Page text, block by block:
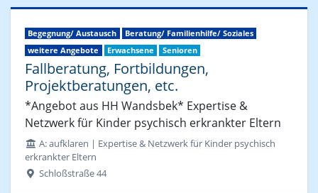
Begegnung/ Austausch
Beratung/ Familienhilfe/ Soziales
weitere Angebote
Erwachsene Senioren
Fallberatung, Fortbildungen,
Projektberatungen, etc.
*Angebot aus HH Wandsbek* Expertise &
Netzwerk für Kinder psychisch erkrankter Eltern
A: aufklaren | Expertise & Netzwerk für Kinder psychisch
erkrankter Eltern
Schloßstraße 44